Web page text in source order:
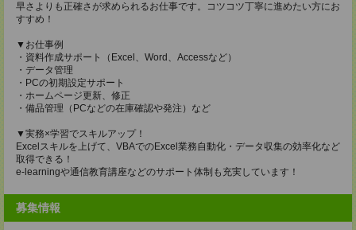
早さよりも正確さが求められるお仕事です。コツコツ丁寧に進めたい方にお
すすめ！
▼お仕事例
・資料作成サポート（Excel、Word、Accessなど）
・データ管理
・PCの初期設定サポート
・ホームページ更新、修正
・備品管理（PCなどの在庫確認や発注）など
▼実務×学習でスキルアップ！
Excelスキルを上げて、VBAでのExcel業務自動化・データ収集の効率化など
取得できる！
e-learningや通信教育講座などのサポート体制も充実しています！
募集情報